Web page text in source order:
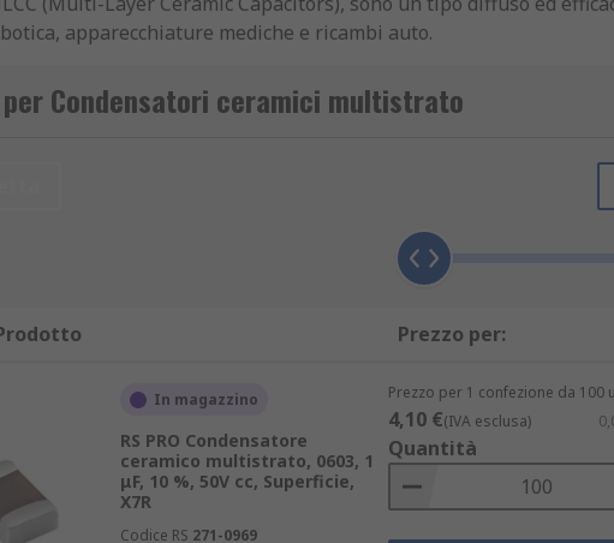
apparecchiature mediche e ricambi auto.
elettrico e quindi la potenziale applicazione.
bassa
questi prodotti ideali per una moltitudine di applicazioni
standard, come: 0402, 0805, 1206 e altri. Si tratta di misure
Condensatori ceramici multistrato
Prezzo per:
In magazzino
RS PRO Condensatore
ceramico multistrato, 0603, 1
μF, 10 %, 50V cc, Superficie,
X7R
Codice RS 271-0969
Prezzo per 1 confezione da 100
4,10 €(IVA esclusa)
Quantità